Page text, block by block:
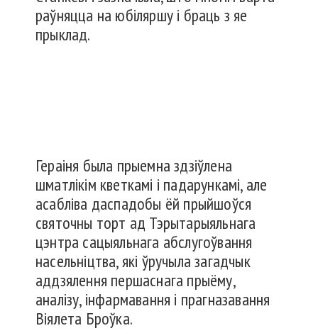
раўняцца на юбіляршу і браць з яе
прыклад.
Гераіня была прыемна здзіўлена
шматлікім кветкамі і падарункамі, але
асабліва даспадобы ёй прыйшоўся
святочны торт ад Тэрытарыяльнага
цэнтра сацыяльнага абслугоўвання
насельніцтва, які ўручыла загадчык
аддзялення першаснага прыёму,
аналізу, інфармавання і прагназавання
Віялета Броўка.